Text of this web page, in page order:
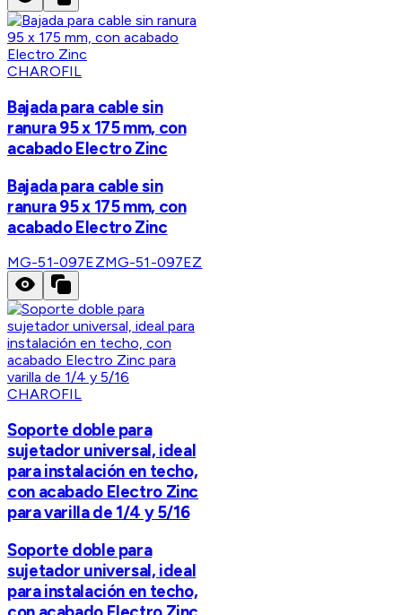
CHAROFIL
Bajada para cable sin
ranura 95 x 175 mm, con
acabado Electro Zinc
Bajada para cable sin
ranura 95 x 175 mm, con
acabado Electro Zinc
MG-51-097EZMG-51-097EZ
CHAROFIL
Soporte doble para
sujetador universal, ideal
para instalación en techo,
con acabado Electro Zinc
para varilla de 1/4 y 5/16
Soporte doble para
sujetador universal, ideal
para instalación en techo,